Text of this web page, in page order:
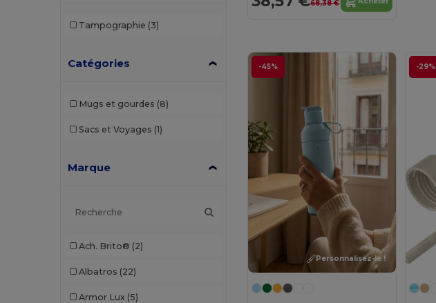
Tampographie (3)
Catégories
Mugs et gourdes (8)
Sacs et Voyages (1)
Marque
Ach. Brito® (2)
Albatros (22)
Armor Lux (5)
68,38 €
-45%
Personnalisez-le !
-29%